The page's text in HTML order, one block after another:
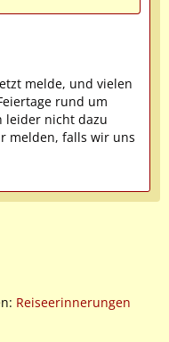
melde, und vielen
rund um
leider nicht dazu
melden, falls wir uns
Reiseerinnerungen